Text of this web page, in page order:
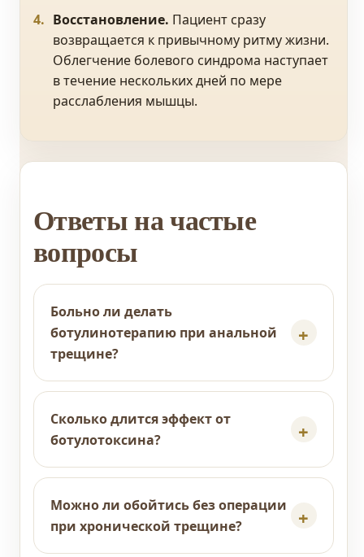
Восстановление. Пациент сразу
возвращается к привычному ритму жизни.
Облегчение болевого синдрома наступает
в течение нескольких дней по мере
расслабления мышцы.
Ответы на частые
вопросы
Больно ли делать
ботулинотерапию при анальной
трещине?
Сколько длится эффект от
ботулотоксина?
Можно ли обойтись без операции
при хронической трещине?